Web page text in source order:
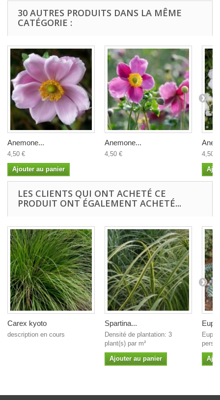
30 AUTRES PRODUITS DANS LA MÊME
CATÉGORIE :
Anemone...
4,50 €
Ajouter au panier
Anemone...
4,50 € 4,50 €
LES CLIENTS QUI ONT ACHETÉ CE
PRODUIT ONT ÉGALEMENT ACHETÉ...
Carex kyoto
description en cours
Spartina...
Densité de plantation: 3
plant(s) par m²
Ajouter au panier